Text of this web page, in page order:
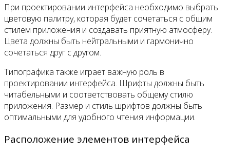
При проектировании интерфейса необходимо выбрать
цветовую палитру, которая будет сочетаться с общим
стилем приложения и создавать приятную атмосферу.
Цвета должны быть нейтральными и гармонично
сочетаться друг с другом.
Типографика также играет важную роль в
проектировании интерфейса. Шрифты должны быть
читабельными и соответствовать общему стилю
приложения. Размер и стиль шрифтов должны быть
оптимальными для удобного чтения информации.
Расположение элементов интерфейса